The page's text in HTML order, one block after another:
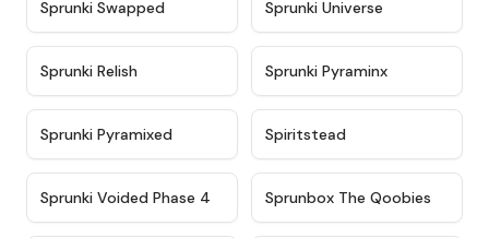
Sprunki Swapped Sprunki Universe
Sprunki Relish Sprunki Pyraminx
Sprunki Pyramixed Spiritstead
★ 4.6
Sprunki Voided Phase 4 ★ 4.6
Sprunbox The Qoobies